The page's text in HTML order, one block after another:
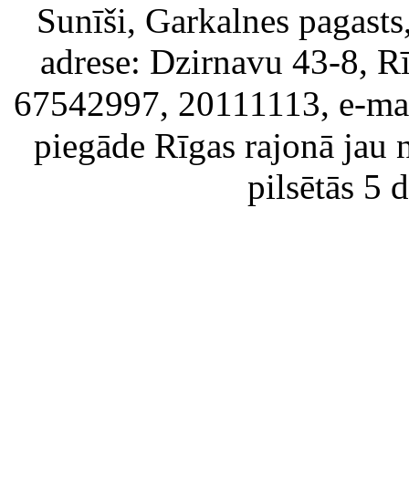
Sunīši, Garkalnes
adrese: Dzirnavu 43-8,
67542997, 20111113, e-
piegāde Rīgas rajonā jau
pilsētās 5